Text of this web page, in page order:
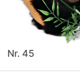
Nr. 45